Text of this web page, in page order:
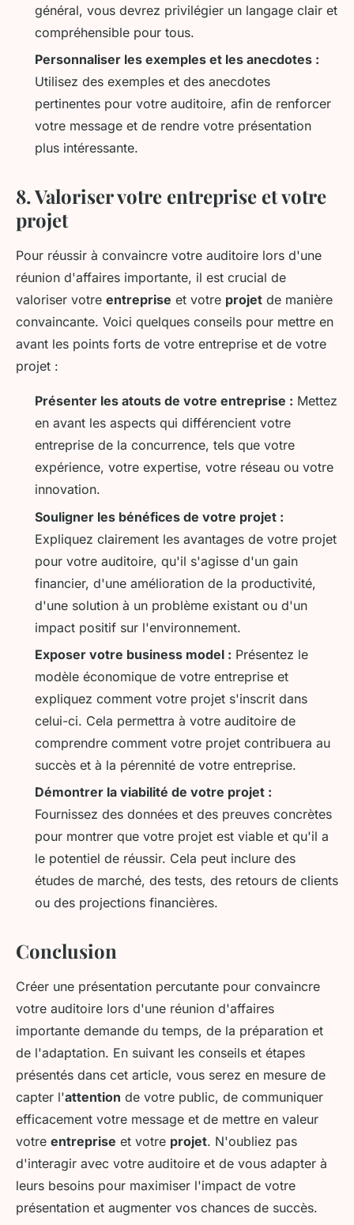
général, vous devrez privilégier un langage clair et
compréhensible pour tous.
Personnaliser les exemples et les anecdotes :
Utilisez des exemples et des anecdotes
pertinentes pour votre auditoire, afin de renforcer
votre message et de rendre votre présentation
plus intéressante.
8. Valoriser votre entreprise et votre
projet
Pour réussir à convaincre votre auditoire lors d'une
réunion d'affaires importante, il est crucial de
valoriser votre entreprise et votre projet de manière
convaincante. Voici quelques conseils pour mettre en
avant les points forts de votre entreprise et de votre
projet :
Présenter les atouts de votre entreprise : Mettez
en avant les aspects qui différencient votre
entreprise de la concurrence, tels que votre
expérience, votre expertise, votre réseau ou votre
innovation.
Souligner les bénéfices de votre projet :
Expliquez clairement les avantages de votre projet
pour votre auditoire, qu'il s'agisse d'un gain
financier, d'une amélioration de la productivité,
d'une solution à un problème existant ou d'un
impact positif sur l'environnement.
Exposer votre business model : Présentez le
modèle économique de votre entreprise et
expliquez comment votre projet s'inscrit dans
celui-ci. Cela permettra à votre auditoire de
comprendre comment votre projet contribuera au
succès et à la pérennité de votre entreprise.
Démontrer la viabilité de votre projet :
Fournissez des données et des preuves concrètes
pour montrer que votre projet est viable et qu'il a
le potentiel de réussir. Cela peut inclure des
études de marché, des tests, des retours de clients
ou des projections financières.
Conclusion
Créer une présentation percutante pour convaincre
votre auditoire lors d'une réunion d'affaires
importante demande du temps, de la préparation et
de l'adaptation. En suivant les conseils et étapes
présentés dans cet article, vous serez en mesure de
capter l'attention de votre public, de communiquer
efficacement votre message et de mettre en valeur
votre entreprise et votre projet. N'oubliez pas
d'interagir avec votre auditoire et de vous adapter à
leurs besoins pour maximiser l'impact de votre
présentation et augmenter vos chances de succès.